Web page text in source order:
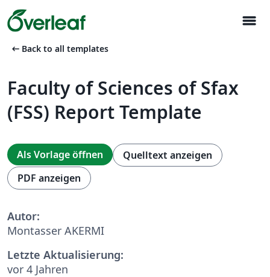
menu
arrow_left_alt Back to all templates
Faculty of Sciences of Sfax
(FSS) Report Template
Als Vorlage öffnen
Quelltext anzeigen
PDF anzeigen
Autor:
Montasser AKERMI
Letzte Aktualisierung:
vor 4 Jahren